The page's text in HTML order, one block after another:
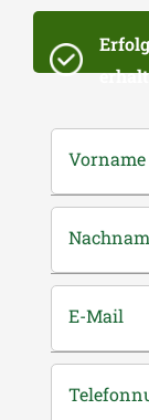
Vorname
E-Mail